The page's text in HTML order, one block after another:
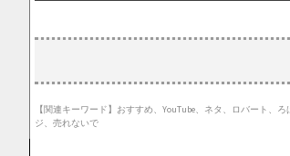
【関連キーワード】おすすめ、YouTube、ネタ、ロバート
ジ、売れないで